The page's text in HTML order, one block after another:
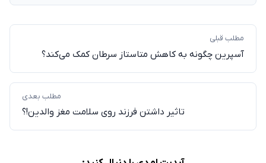
مطلب قبلی
آسپرین چگونه به کاهش متاستاز سرطان کمک می‌کند؟
مطلب بعدی
تاثیر داشتن فرزند روی سلامت مغز والدین!؟